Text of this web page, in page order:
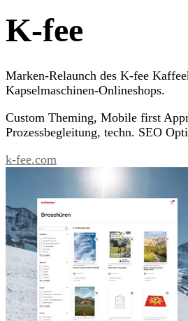
K-fee
Marken-Relaunch des K-fee
Kapselmaschinen-Onlineshops.
Custom Theming, Mobile first
Prozessbegleitung, techn. SEO
k-fee.com